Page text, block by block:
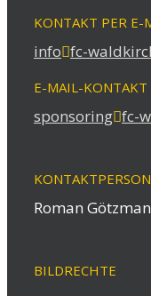
KONTAKT PER E-
info fc-
E-MAIL-KONTAKT
sponsoring fc-
Roman
BILDRECHTE